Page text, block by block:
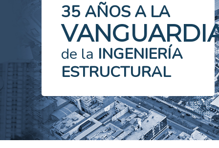
35 AÑOS A LA
de la INGENIERÍA
ESTRUCTURAL